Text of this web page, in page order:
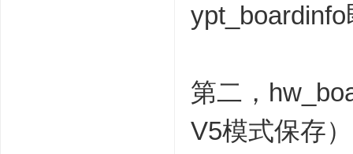
第二，
V5模式保存